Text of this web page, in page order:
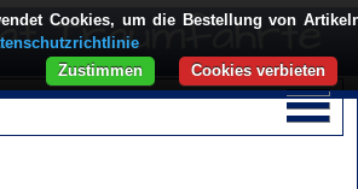
Cookies, um die Bestellung von
Cookies verbieten
Zustimmen